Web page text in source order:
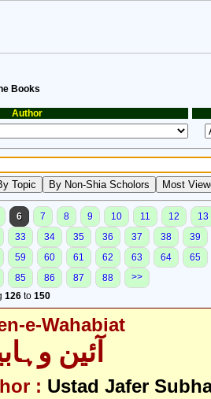
Books
Author
6 7 8 9 10 11 12
13
33 34 35 36 37 38
39
59 60 61 62 63 64
65
85 86 87 88
>>
126 to 150
e-Wahabiat
آئین
: Ustad Jafer